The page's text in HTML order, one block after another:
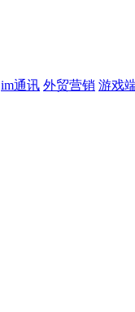
im通讯 外贸营销 游戏